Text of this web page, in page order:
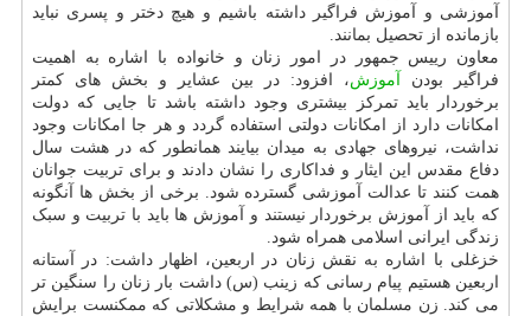
آموزشی و آموزش فراگیر داشته باشیم و هیچ دختر و پسری نباید
بازمانده از تحصیل بمانند.
معاون رییس جمهور در امور زنان و خانواده با اشاره به اهمیت
فراگیر بودن آموزش، افزود: در بین عشایر و بخش های کمتر
برخوردار باید تمرکز بیشتری وجود داشته باشد تا جایی که دولت
امکانات دارد از امکانات دولتی استفاده گردد و هر جا امکانات وجود
نداشت، نیروهای جهادی به میدان بیایند همانطور که در هشت سال
دفاع مقدس این ایثار و فداکاری را نشان دادند و برای تربیت جوانان
همت کنند تا عدالت آموزشی گسترده شود. برخی از بخش ها آنگونه
که باید از آموزش برخوردار نیستند و آموزش ها باید با تربیت و سبک
زندگی ایرانی اسلامی همراه شود.
خزغلی با اشاره به نقش زنان در اربعین، اظهار داشت: در آستانه
اربعین هستیم پیام رسانی که زینب (س) داشت بار زنان را سنگین تر
می کند. زن مسلمان با همه شرایط و مشکلاتی که ممکنست برایش